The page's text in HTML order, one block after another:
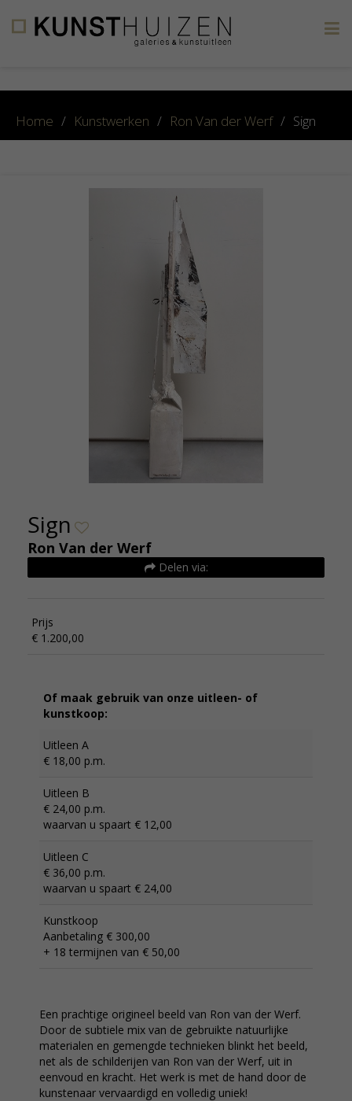
Home / Kunstwerken / Ron Van der Werf / Sign
Sign
Ron Van der Werf
Delen via:
Prijs
€ 1.200,00
Of maak gebruik van onze uitleen- of
kunstkoop:
Uitleen A
€ 18,00 p.m.
Uitleen B
€ 24,00 p.m.
waarvan u spaart € 12,00
Uitleen C
€ 36,00 p.m.
waarvan u spaart € 24,00
Kunstkoop
Aanbetaling € 300,00
+ 18 termijnen van € 50,00
Een prachtige origineel beeld van Ron van der Werf.
Door de subtiele mix van de gebruikte natuurlijke
materialen en gemengde technieken blinkt het beeld,
net als de schilderijen van Ron van der Werf, uit in
eenvoud en kracht. Het werk is met de hand door de
kunstenaar vervaardigd en volledig uniek!